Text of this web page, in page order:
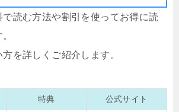
読む方法や割引を使ってお得に読
を詳しくご紹介します。
特典 公式サイト